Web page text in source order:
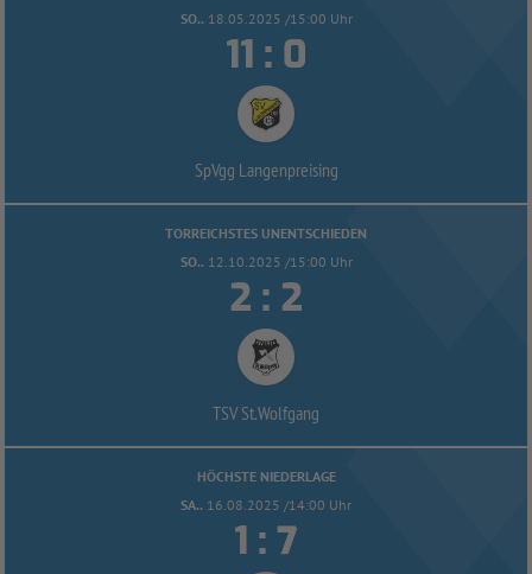
SO.. 18.05.2025 /15:00 Uhr
 : 
SpVgg Langenpreising
TORREICHSTES UNENTSCHIEDEN
SO.. 12.10.2025 /15:00 Uhr
 : 
TSV St.Wolfgang
HÖCHSTE NIEDERLAGE
SA.. 16.08.2025 /14:00 Uhr
 : 